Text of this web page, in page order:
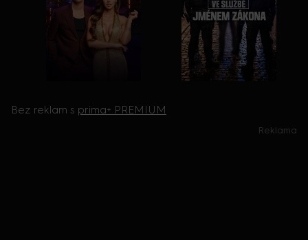
Bez reklam s prima+ PREMIUM
Reklama